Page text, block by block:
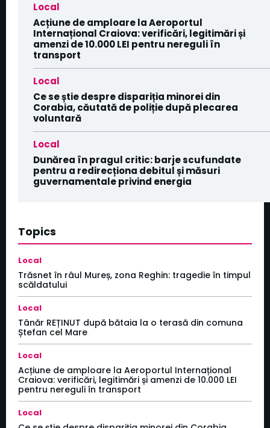
Local
Acțiune de amploare la Aeroportul
Internațional Craiova: verificări, legitimări și
amenzi de 10.000 LEI pentru nereguli în
transport
Local
Ce se știe despre dispariția minorei din
Corabia, căutată de poliție după plecarea
voluntară
Local
Dunărea în pragul critic: barje scufundate
pentru a redirecționa debitul și măsuri
guvernamentale privind energia
Topics
Local
Trăsnet în râul Mureș, zona Reghin: tragedie în timpul
scăldatului
Local
Tânăr REȚINUT după bătaia la o terasă din comuna
Ștefan cel Mare
Local
Acțiune de amploare la Aeroportul Internațional
Craiova: verificări, legitimări și amenzi de 10.000 LEI
pentru nereguli în transport
Local